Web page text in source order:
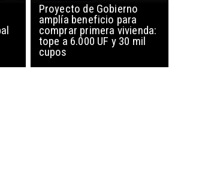
Proyecto de Gobierno
amplía beneficio para
comprar primera vivienda:
tope a 6.000 UF y 30 mil
cupos